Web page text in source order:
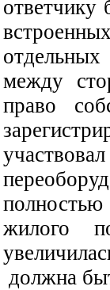
ответчику
между
право
жилого
должна